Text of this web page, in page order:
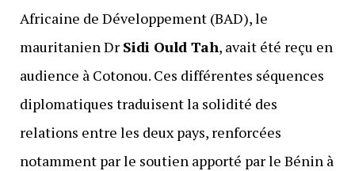
Africaine de Développement (BAD), le
mauritanien Dr Sidi Ould Tah, avait été reçu en
audience à Cotonou. Ces différentes séquences
diplomatiques traduisent la solidité des
relations entre les deux pays, renforcées
notamment par le soutien apporté par le Bénin à